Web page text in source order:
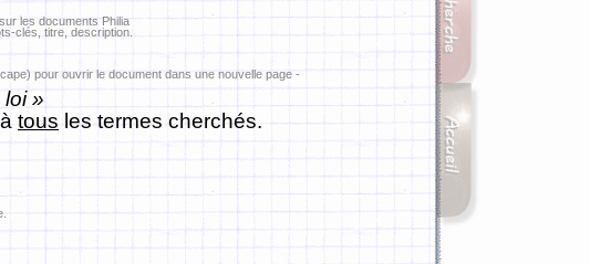
les documents Philia
clés, titre, description.
pour ouvrir le document dans une nouvelle page -
loi »
tous les termes cherchés.